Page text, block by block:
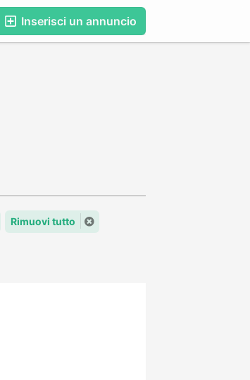
Inserisci un annuncio
Rimuovi tutto